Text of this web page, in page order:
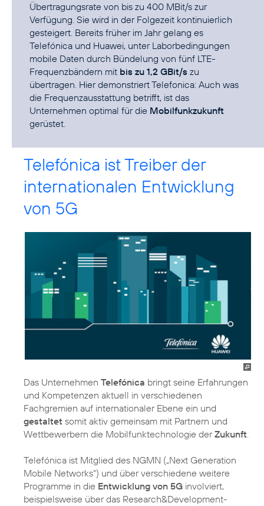
Übertragungsrate von bis zu 400 MBit/s zur
Verfügung. Sie wird in der Folgezeit kontinuierlich
gesteigert. Bereits früher im Jahr gelang es
Telefónica und Huawei, unter Laborbedingungen
mobile Daten durch Bündelung von fünf LTE-
Frequenzbändern mit bis zu 1,2 GBit/s zu
übertragen. Hier demonstriert Telefonica: Auch was
die Frequenzausstattung betrifft, ist das
Unternehmen optimal für die Mobilfunkzukunft
gerüstet.
Telefónica ist Treiber der
internationalen Entwicklung
von 5G
Das Unternehmen Telefónica bringt seine Erfahrungen
und Kompetenzen aktuell in verschiedenen
Fachgremien auf internationaler Ebene ein und
gestaltet somit aktiv gemeinsam mit Partnern und
Wettbewerbern die Mobilfunktechnologie derZukunft.
Telefónica ist Mitglied des NGMN („Next Generation
Mobile Networks“) und über verschiedene weitere
Programme in die Entwicklung von 5G involviert,
beispielsweise über das Research&Development-